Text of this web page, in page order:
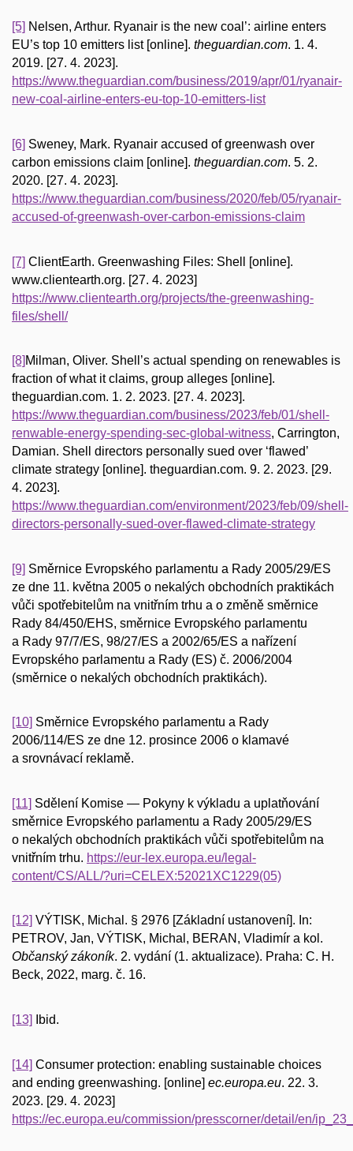
[5] Nelsen, Arthur. Ryanair is the new coal’: airline enters
EU’s top 10 emitters list [online]. theguardian.com. 1. 4.
2019. [27. 4. 2023].
https://www.theguardian.com/business/2019/apr/01/ryanair-
new-coal-airline-enters-eu-top-10-emitters-list
[6] Sweney, Mark. Ryanair accused of greenwash over
carbon emissions claim [online]. theguardian.com. 5. 2.
2020. [27. 4. 2023].
https://www.theguardian.com/business/2020/feb/05/ryanair-
accused-of-greenwash-over-carbon-emissions-claim
[7] ClientEarth. Greenwashing Files: Shell [online].
www.clientearth.org. [27. 4. 2023]
https://www.clientearth.org/projects/the-greenwashing-
files/shell/
[8] Milman, Oliver. Shell’s actual spending on renewables is
fraction of what it claims, group alleges [online].
theguardian.com. 1. 2. 2023. [27. 4. 2023].
https://www.theguardian.com/business/2023/feb/01/shell-
renwable-energy-spending-sec-global-witness, Carrington,
Damian. Shell directors personally sued over ‘flawed’
climate strategy [online]. theguardian.com. 9. 2. 2023. [29.
4. 2023].
https://www.theguardian.com/environment/2023/feb/09/shell-
directors-personally-sued-over-flawed-climate-strategy
[9] Směrnice Evropského parlamentu a Rady 2005/29/ES
ze dne 11. května 2005 o nekalých obchodních praktikách
vůči spotřebitelům na vnitřním trhu a o změně směrnice
Rady 84/450/EHS, směrnice Evropského parlamentu
a Rady 97/7/ES, 98/27/ES a 2002/65/ES a nařízení
Evropského parlamentu a Rady (ES) č. 2006/2004
(směrnice o nekalých obchodních praktikách).
[10] Směrnice Evropského parlamentu a Rady
2006/114/ES ze dne 12. prosince 2006 o klamavé
a srovnávací reklamě.
[11] Sdělení Komise — Pokyny k výkladu a uplatňování
směrnice Evropského parlamentu a Rady 2005/29/ES
o nekalých obchodních praktikách vůči spotřebitelům na
vnitřním trhu. https://eur-lex.europa.eu/legal-
content/CS/ALL/?uri=CELEX:52021XC1229(05)
[12] VÝTISK, Michal. § 2976 [Základní ustanovení]. In:
PETROV, Jan, VÝTISK, Michal, BERAN, Vladimír a kol.
Občanský zákoník. 2. vydání (1. aktualizace). Praha: C. H.
Beck, 2022, marg. č. 16.
[13] Ibid.
[14] Consumer protection: enabling sustainable choices
and ending greenwashing. [online] ec.europa.eu. 22. 3.
2023. [29. 4. 2023]
https://ec.europa.eu/commission/presscorner/detail/en/